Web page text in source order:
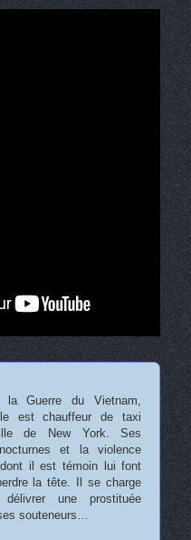
la Guerre du Vietnam,
est chauffeur de taxi
de New York. Ses
et la violence
dont il est témoin lui font
la tête. Il se charge
une prostituée
souteneurs…